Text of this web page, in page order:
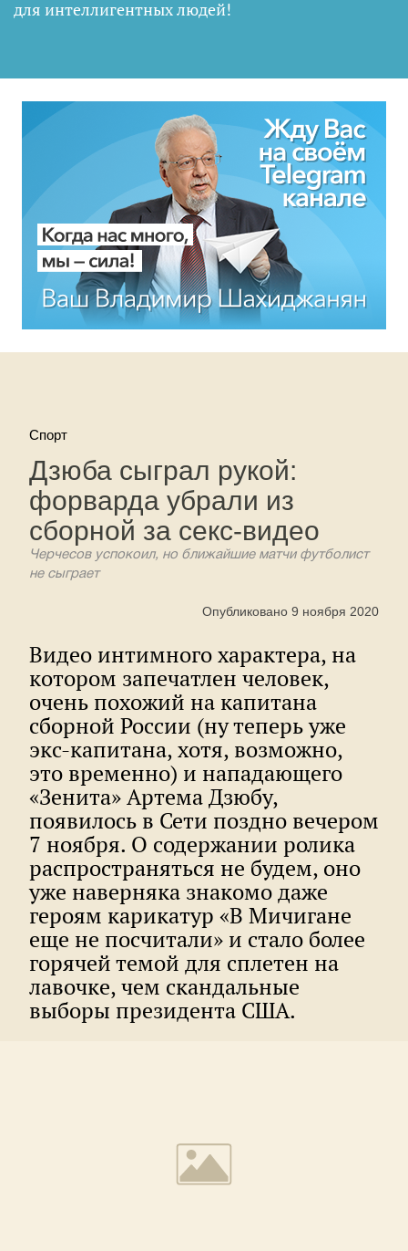
для интеллигентных людей!
Спорт
Дзюба сыграл рукой:
форварда убрали из
сборной за секс-видео
Черчесов успокоил, но ближайшие матчи футболист
не сыграет
Опубликовано 9 ноября 2020
Видео интимного характера, на
котором запечатлен человек,
очень похожий на капитана
сборной России (ну теперь уже
экс-капитана, хотя, возможно,
это временно) и нападающего
«Зенита» Артема Дзюбу,
появилось в Сети поздно вечером
7 ноября. О содержании ролика
распространяться не будем, оно
уже наверняка знакомо даже
героям карикатур «В Мичигане
еще не посчитали» и стало более
горячей темой для сплетен на
лавочке, чем скандальные
выборы президента США.